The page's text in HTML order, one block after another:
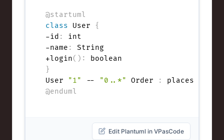
@startuml
class User {
-id :
int
-name :
String
+login( ) :
}
User
"1" -- "0..*" Order :
@enduml
Edit Plantuml in VPasCode